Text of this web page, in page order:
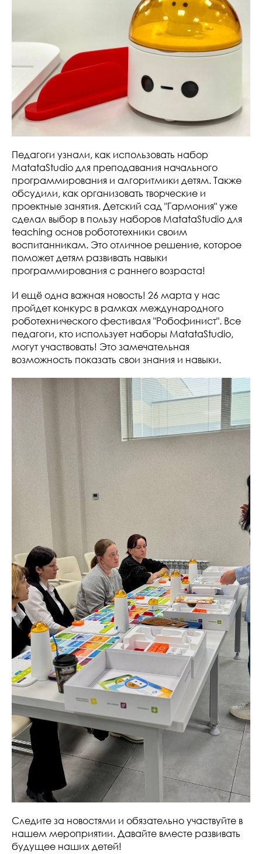
Педагоги узнали, как использовать набор
MatataStudio для преподавания начального
программирования и алгоритмики детям. Также
обсудили, как организовать творческие и
проектные занятия. Детский сад "Гармония" уже
сделал выбор в пользу наборов MatataStudio для
teaching основ робототехники своим
воспитанникам. Это отличное решение, которое
поможет детям развивать навыки
программирования с раннего возраста!
И ещё одна важная новость! 26 марта у нас
пройдет конкурс в рамках международного
роботехнического фестиваля "Робофинист". Все
педагоги, кто использует наборы MatataStudio,
могут участвовать! Это замечательная
возможность показать свои знания и навыки.
Следите за новостями и обязательно участвуйте в
нашем мероприятии. Давайте вместе развивать
будущее наших детей!